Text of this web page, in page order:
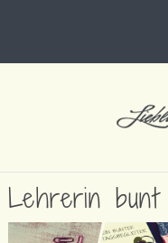
Lehrerin bunt